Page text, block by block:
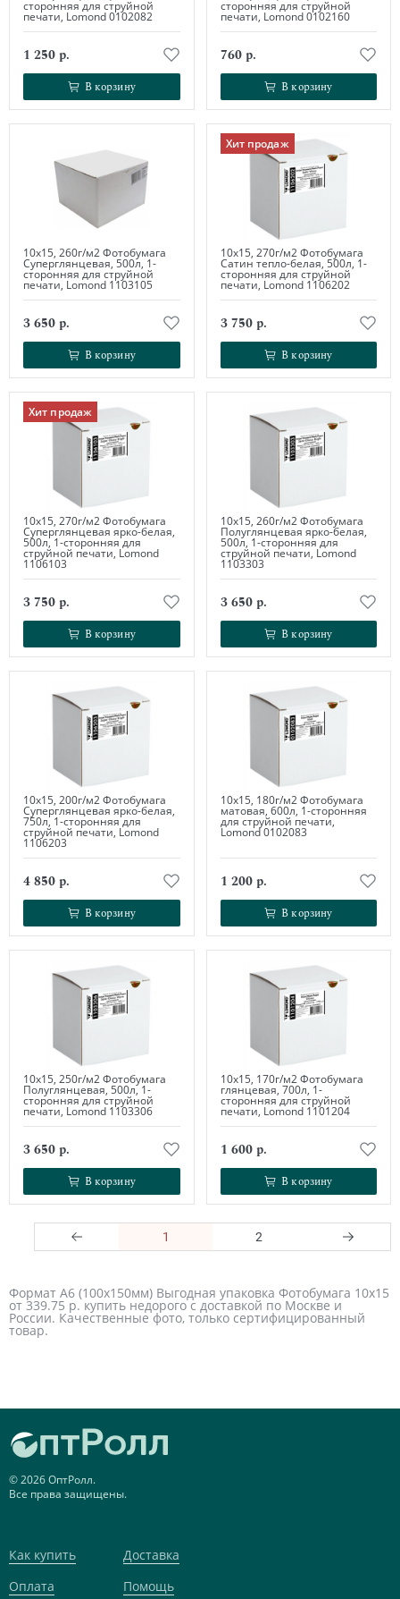
сторонняя для струйной
печати, Lomond 0102082
1 250 р.
В корзину
В корзину
сторонняя для струйной
печати, Lomond 0102160
760 р.
В корзину
В корзину
10х15, 260г/м2 Фотобумага
Суперглянцевая, 500л, 1-
сторонняя для струйной
печати, Lomond 1103105
3 650 р.
В корзину
В корзину
Хит продаж
10х15, 270г/м2 Фотобумага
Сатин тепло-белая, 500л, 1-
сторонняя для струйной
печати, Lomond 1106202
3 750 р.
В корзину
В корзину
Хит продаж
10х15, 270г/м2 Фотобумага
Суперглянцевая ярко-белая,
500л, 1-сторонняя для
струйной печати, Lomond
1106103
3 750 р.
В корзину
В корзину
10х15, 260г/м2 Фотобумага
Полуглянцевая ярко-белая,
500л, 1-сторонняя для
струйной печати, Lomond
1103303
3 650 р.
В корзину
В корзину
10х15, 200г/м2 Фотобумага
Суперглянцевая ярко-белая,
750л, 1-сторонняя для
струйной печати, Lomond
1106203
4 850 р.
В корзину
В корзину
10х15, 180г/м2 Фотобумага
матовая, 600л, 1-сторонняя
для струйной печати,
Lomond 0102083
1 200 р.
В корзину
В корзину
10х15, 250г/м2 Фотобумага
Полуглянцевая, 500л, 1-
сторонняя для струйной
печати, Lomond 1103306
3 650 р.
В корзину
В корзину
10х15, 170г/м2 Фотобумага
глянцевая, 700л, 1-
сторонняя для струйной
печати, Lomond 1101204
1 600 р.
В корзину
В корзину
1 2
Формат А6 (100х150мм) Выгодная упаковка Фотобумага 10х15
от 339.75 р. купить недорого с доставкой по Москве и
России. Качественные фото, только сертифицированный
товар.
© 2026 ОптРолл.
Все права защищены.
Как купить
Доставка
Оплата
Помощь